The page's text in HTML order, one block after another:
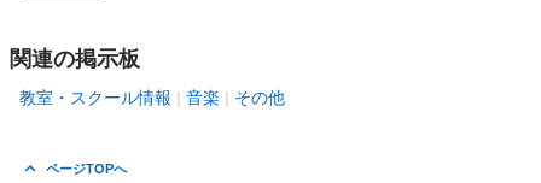
関連の掲示板
教室・スクール情報 音楽 その他
ページTOPへ